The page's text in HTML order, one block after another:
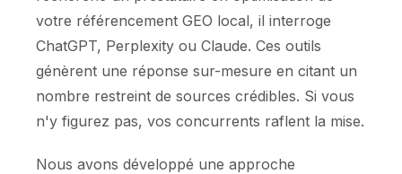
votre référencement GEO local, il interroge
ChatGPT, Perplexity ou Claude. Ces outils
génèrent une réponse sur-mesure en citant un
nombre restreint de sources crédibles. Si vous
n'y figurez pas, vos concurrents raflent la mise.
Nous avons développé une approche